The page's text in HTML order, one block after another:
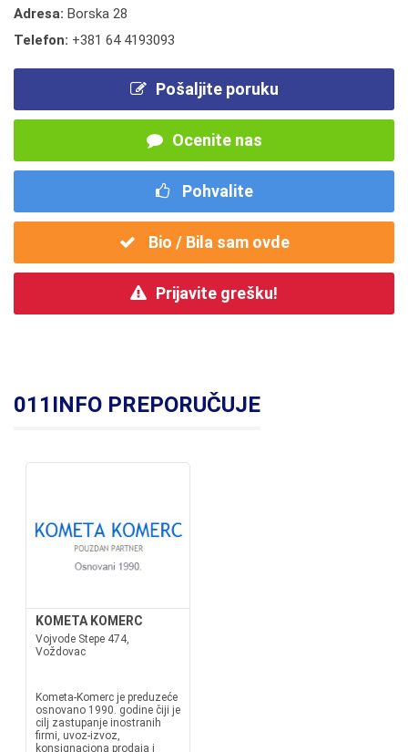
Adresa: Borska 28
Telefon: +381 64 4193093
Pošaljite poruku
Ocenite nas
Pohvalite
Bio / Bila sam ovde
Prijavite grešku!
011INFO PREPORUČUJE
KOMETA KOMERC
Vojvode Stepe 474,
Voždovac
Kometa-Komerc je preduzeće
osnovano 1990. godine čiji je
cilj zastupanje inostranih
firmi, uvoz-izvoz,
konsignaciona prodaja i